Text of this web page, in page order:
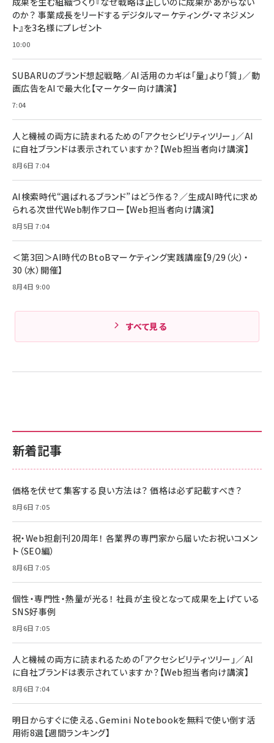
新着記事
価格を伏せて集客する良い方法は？ 価格は必ず記載すべき？
8月6日 7:05
祝・Web担創刊20周年！ 各業界の専門家から届いたお祝いコメン
ト（SEO編）
8月6日 7:05
個性・専門性・熱量が光る！ 社員が主役となって成果を上げている
SNS好事例
8月6日 7:05
人と機械の両方に読まれるための「アクセシビリティツリー」／AI
に自社ブランドは表示されていますか？【Web担当者向け講演】
8月6日 7:04
明日からすぐに使える、Gemini Notebookを無料で使い倒す活
用術8選【週間ランキング】
のか？ 事業成長をリードするデジタルマーケティング・マネジメン
ト』を3名様にプレゼント
10:00
SUBARUのブランド想起戦略／AI活用のカギは「量」より「質」／動
画広告をAIで最大化【マーケター向け講演】
7:04
人と機械の両方に読まれるための「アクセシビリティツリー」／AI
に自社ブランドは表示されていますか？【Web担当者向け講演】
8月6日 7:04
AI検索時代“選ばれるブランド”はどう作る？／生成AI時代に求め
られる次世代Web制作フロー【Web担当者向け講演】
8月5日 7:04
＜第3回＞AI時代のBtoBマーケティング実践講座【9/29（火）・
30（水）開催】
8月4日 9:00
すべて見る